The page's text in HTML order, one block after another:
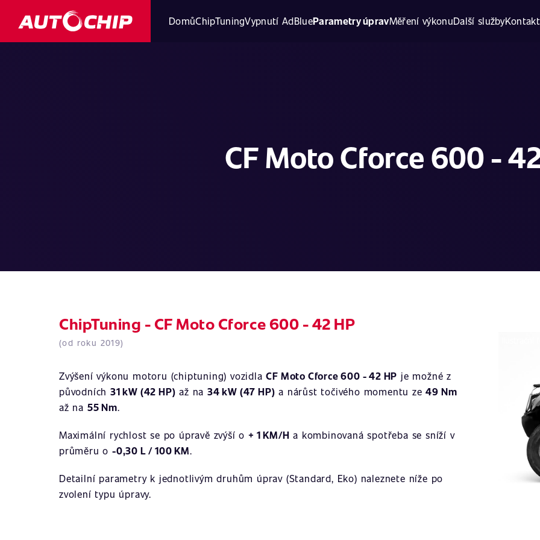
DomůChipTuningVypnutí AdBlueParametry úpravMěření výkonuDalší službyKontakt
CF Moto Cforce 600 -
ChipTuning - CF Moto Cforce 600 - 42 HP
(od roku 2019)
Zvýšení výkonu motoru (chiptuning) vozidlaCF Moto Cforce 600 - 42 HP je možné z
původních31 kW (42 HP) až na34 kW (47 HP) a nárůst točivého momentu ze49 Nm
až na 55 Nm.
Maximální rychlost se po úpravě zvýší o + 1 KM/H a kombinovaná spotřeba se sníží v
průměru o-0,30 L / 100 KM.
Detailní parametry k jednotlivým druhům úprav (Standard, Eko) naleznete níže po
zvolení typu úpravy.